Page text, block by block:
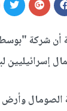
شركة
وأرض